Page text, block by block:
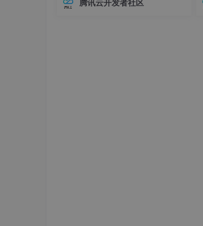
四个表：
在Elasticsearch中，对象类型（Objec
腾讯云开发者社区